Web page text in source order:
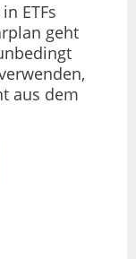
ETFs
geht
aus dem